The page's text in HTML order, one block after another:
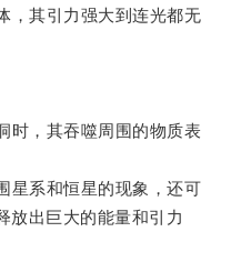
其引力强大到连光都无
，其吞噬周围的物质表
系和恒星的现象，还可
放出巨大的能量和引力